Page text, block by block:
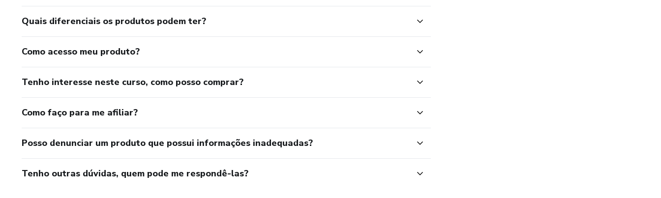
Quais diferenciais os produtos podem ter?
Como acesso meu produto?
Tenho interesse neste curso, como posso comprar?
Como faço para me afiliar?
Posso denunciar um produto que possui informações inadequadas?
Tenho outras dúvidas, quem pode me respondê-las?